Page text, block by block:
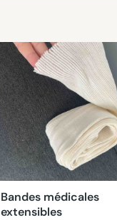
Bandes médicales
extensibles